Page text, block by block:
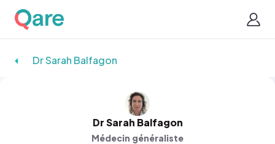
Dr Sarah Balfagon
Dr Sarah Balfagon
Médecin généraliste